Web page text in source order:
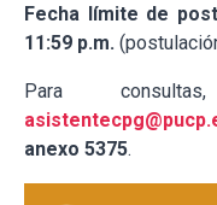
Fecha límite de
11:59 p.m.
Para
anexo 5375.